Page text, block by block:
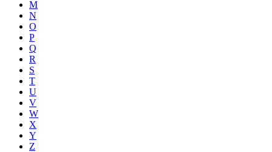
M
N
O
P
Q
R
S
T
U
V
W
X
Y
Z